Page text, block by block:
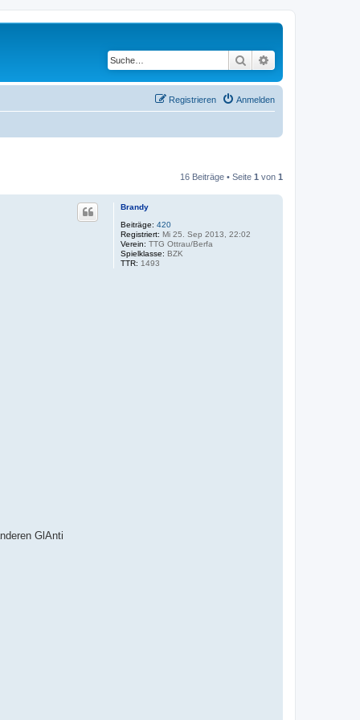
Suche
Anmelden
Registrieren
16 Beiträge • Seite 1 von 1
Brandy
Beiträge: 420
Registriert: Mi 25. Sep 2013, 22:02
Verein: TTG Ottrau/Berfa
Spielklasse: BZK
TTR: 1493
GlAnti